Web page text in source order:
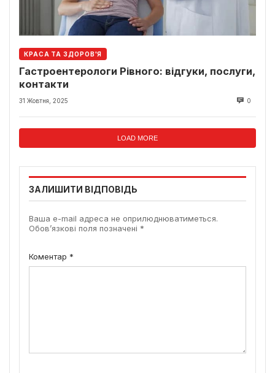
КРАСА ТА ЗДОРОВ'Я
Гастроентерологи Рівного: відгуки, послуги,
контакти
31 Жовтня, 2025 0
LOAD MORE
ЗАЛИШИТИ ВІДПОВІДЬ
Ваша e-mail адреса не оприлюднюватиметься.
Обов’язкові поля позначені *
Коментар *